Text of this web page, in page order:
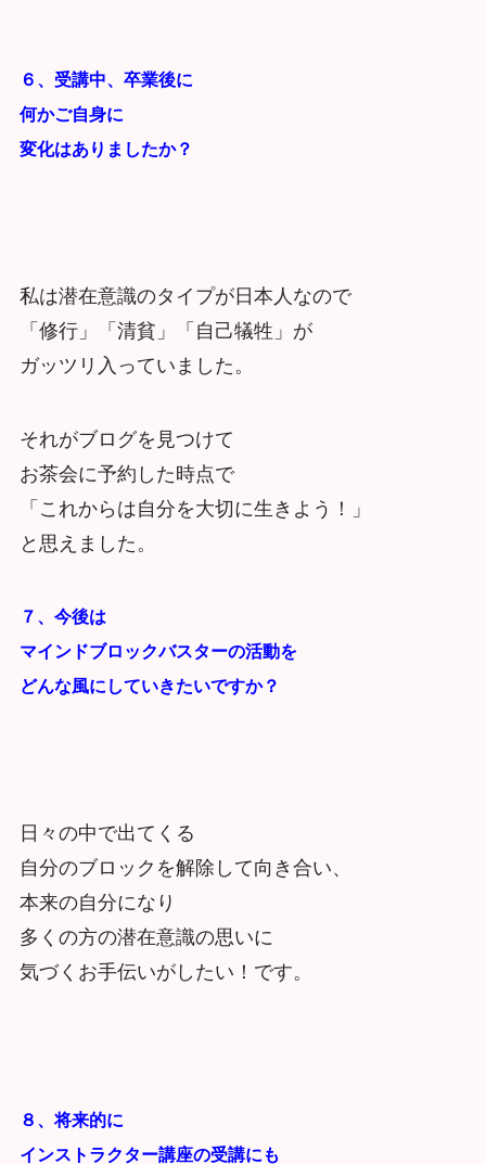
６、受講中、卒業後に
何かご自身に
変化はありましたか？
私は潜在意識のタイプが日本人なので
「修行」「清貧」「自己犠牲」が
ガッツリ入っていました。
それがブログを見つけて
お茶会に予約した時点で
「これからは自分を大切に生きよう！」
と思えました。
７、今後は
マインドブロックバスターの活動を
どんな風にしていきたいですか？
日々の中で出てくる
自分のブロックを解除して向き合い、
本来の自分になり
多くの方の潜在意識の思いに
気づくお手伝いがしたい！です。
８、将来的に
インストラクター講座の受講にも